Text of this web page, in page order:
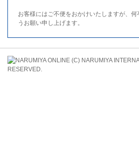
お客様にはご不便をおかけいたしますが、何
うお願い申し上げます。